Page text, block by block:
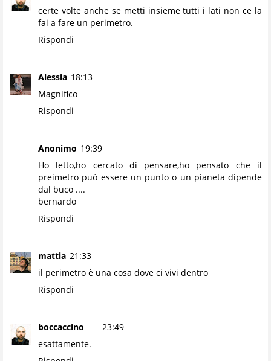
certe volte anche se metti insieme tutti i lati non ce la
fai a fare un perimetro.
Rispondi
Alessia 18:13
Magnifico
Rispondi
Anonimo 19:39
Ho letto,ho cercato di pensare,ho pensato che il
preimetro può essere un punto o un pianeta dipende
dal buco ....
bernardo
Rispondi
mattia 21:33
il perimetro è una cosa dove ci vivi dentro
Rispondi
boccaccino
23:49
esattamente.